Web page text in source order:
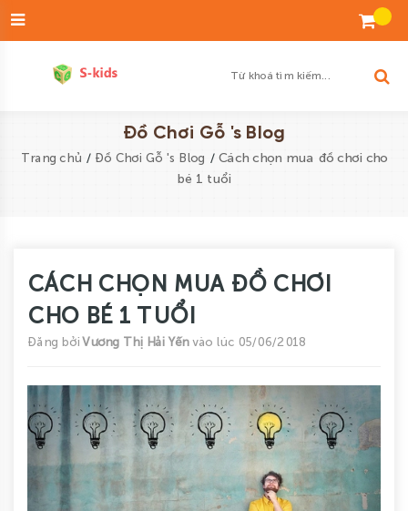
Danh
yêu
ĐỘ
TRAI
BÉ
ĐỒ
Đồ Chơi Gỗ 's Blog
Trang chủ / Đồ Chơi Gỗ 's Blog / Cách chọn mua đồ chơi cho
bé 1 tuổi
CÁCH CHỌN MUA ĐỒ CHƠI
CHO BÉ 1 TUỔI
Đăng bởiVương Thị Hải Yếnvào lúc 05/06/2018